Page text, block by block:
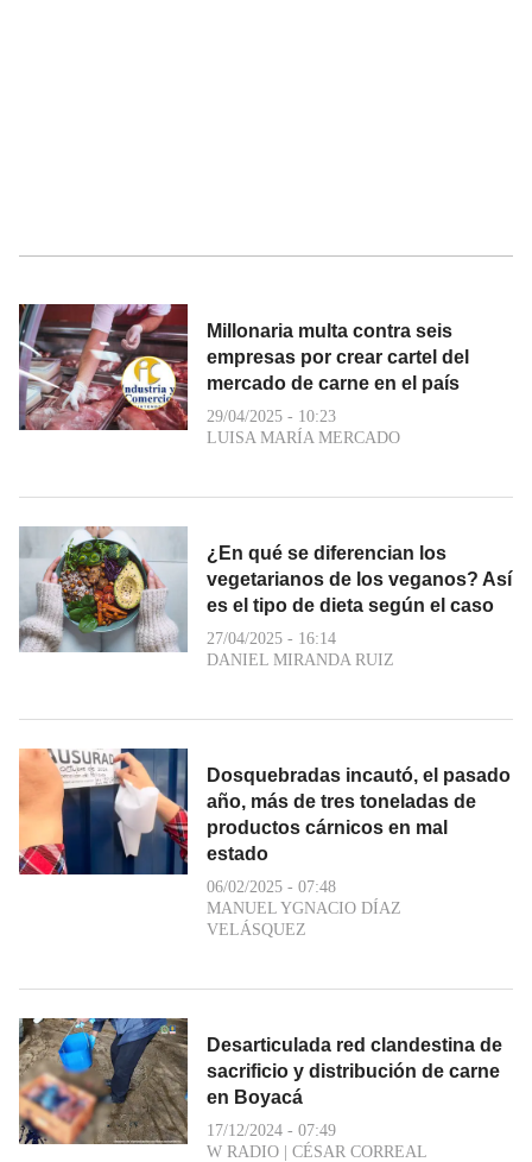
Millonaria multa contra seis
empresas por crear cartel del
mercado de carne en el país
29/04/2025 - 10:23
LUISA MARÍA MERCADO
¿En qué se diferencian los
vegetarianos de los veganos? Así
es el tipo de dieta según el caso
27/04/2025 - 16:14
DANIEL MIRANDA RUIZ
Dosquebradas incautó, el pasado
año, más de tres toneladas de
productos cárnicos en mal
estado
06/02/2025 - 07:48
MANUEL YGNACIO DÍAZ
VELÁSQUEZ
Desarticulada red clandestina de
sacrificio y distribución de carne
en Boyacá
17/12/2024 - 07:49
W RADIO | CÉSAR CORREAL